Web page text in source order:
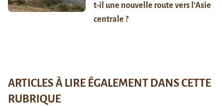
t-il une nouvelle route vers l’Asie
centrale ?
ARTICLES À LIRE ÉGALEMENT DANS CETTE
RUBRIQUE